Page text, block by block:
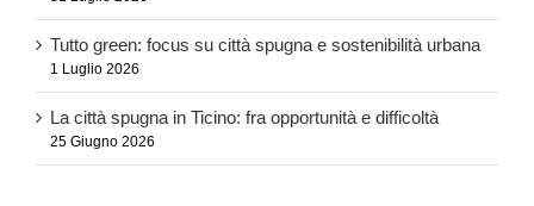
Tutto green: focus su città spugna e sostenibilità urbana
1 Luglio 2026
La città spugna in Ticino: fra opportunità e difficoltà
25 Giugno 2026